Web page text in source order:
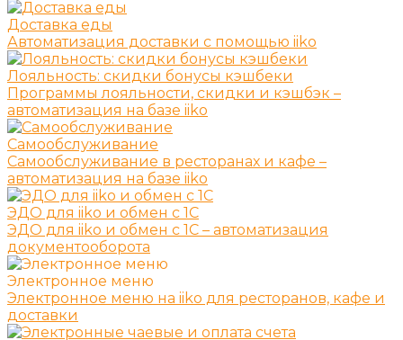
Доставка еды
Автоматизация доставки с помощью iiko
Лояльность: скидки бонусы кэшбеки
Программы лояльности, скидки и кэшбэк –
автоматизация на базе iiko
Самообслуживание
Самообслуживание в ресторанах и кафе –
автоматизация на базе iiko
ЭДО для iiko и обмен с 1С
ЭДО для iiko и обмен с 1С – автоматизация
документооборота
Электронное меню
Электронное меню на iiko для ресторанов, кафе и
доставки